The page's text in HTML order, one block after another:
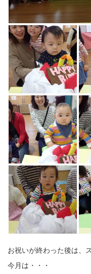
お祝いが終わった後は、
今月は・・・